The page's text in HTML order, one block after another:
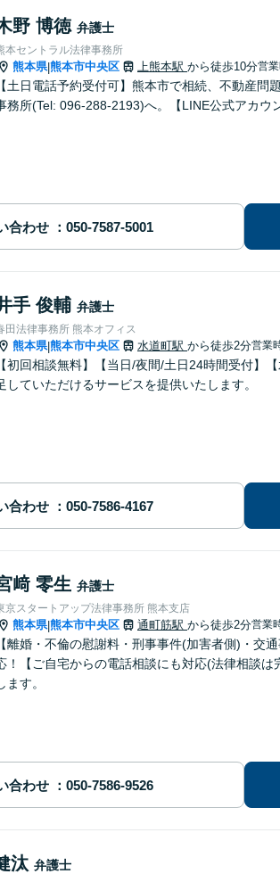
野 博徳 弁護士
本セントラル法律事務所
熊本県|熊本市中央区 上熊本駅 から徒歩10分営
【土日電話予約受付可】熊本市で相続、不動産
務所(Tel: 096-288-2193)へ。【LINE公式アカウ
合わせ
手 俊輔 弁護士
田法律事務所 熊本オフィス
熊本県|熊本市中央区 水道町駅 から徒歩2分営業
【初回相談無料】【当日/夜間/土日24時間受付】
していただけるサービスを提供いたします。
合わせ
﨑 零生 弁護士
京スタートアップ法律事務所 熊本支店
熊本県|熊本市中央区 通町筋駅 から徒歩2分営業
【離婚・不倫の慰謝料・刑事事件(加害者側)・交
！【ご自宅からの電話相談にも対応(法律相談
ます。
合わせ
汰 弁護士